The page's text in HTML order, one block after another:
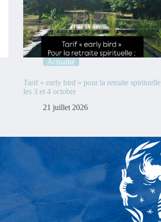
Actualité
Tarif « early bird » pour la retraite spirituelle
les 3 et 4 octobre
21 juillet 2026